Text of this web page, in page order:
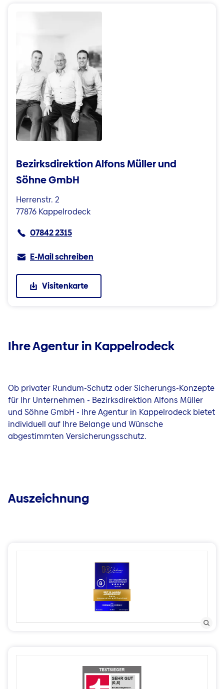
Bezirksdirektion Alfons Müller und
Söhne GmbH
Herrenstr. 2
77876 Kappelrodeck
07842 2315
E-Mail schreiben
Visitenkarte
Ihre Agentur in Kappelrodeck
Ob privater Rundum-Schutz oder Sicherungs-Konzepte
für Ihr Unternehmen - Bezirksdirektion Alfons Müller
und Söhne GmbH - Ihre Agentur in Kappelrodeck bietet
individuell auf Ihre Belange und Wünsche
abgestimmten Versicherungsschutz.
Auszeichnung